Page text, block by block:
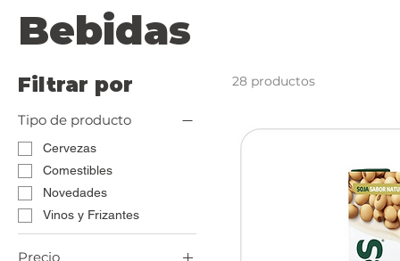
Bebidas
Filtrar por
Tipo de producto
Cervezas
Comestibles
Novedades
Vinos y Frizantes
Precio
28 productos